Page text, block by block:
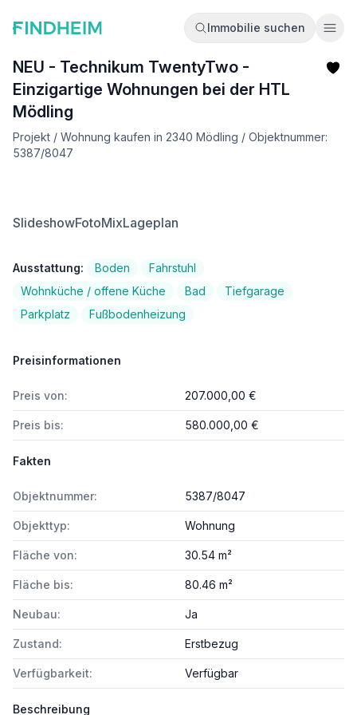
Immobilie suchen
NEU - Technikum TwentyTwo -
Einzigartige Wohnungen bei der HTL
Mödling
Projekt / Wohnung kaufen in 2340 Mödling / Objektnummer:
5387/8047
SlideshowFotoMixLageplan
Ausstattung: Boden
Fahrstuhl
Wohnküche / offene Küche
Bad
Tiefgarage
Parkplatz
Fußbodenheizung
Preisinformationen
Preis von: 207.000,00 €
Preis bis: 580.000,00 €
Fakten
Objektnummer: 5387/8047
Objekttyp: Wohnung
Fläche von: 30.54 m²
Fläche bis: 80.46 m²
Neubau: Ja
Zustand: Erstbezug
Verfügbarkeit: Verfügbar
Beschreibung